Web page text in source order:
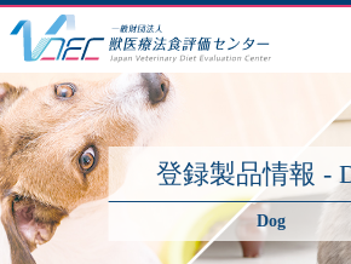
登録製品情報 -
Dog